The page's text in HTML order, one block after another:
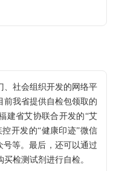
社会组织开发的网络平
前我省提供自检包领取的
建省艾协联合开发的“艾
开发的“健康印迹”微信
号等。最后，还可以通过
检测试剂进行自检。